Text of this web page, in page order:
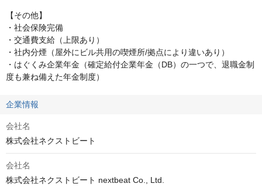
【その他】
・社会保険完備
・交通費支給（上限あり）
・社内分煙（屋外にビル共用の喫煙所/拠点により違いあり）
・はぐくみ企業年金（確定給付企業年金（DB）の一つで、退職金制
度も兼ね備えた年金制度）
企業情報
会社名
株式会社ネクストビート
会社名
株式会社ネクストビート nextbeat Co., Ltd.